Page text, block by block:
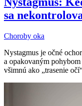
sa
Choroby oka
Nystagmus je očné
a opakovaným
všimnú ako „trasenie